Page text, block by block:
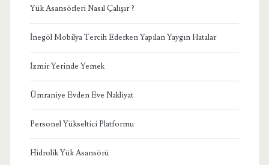
Yük Asansörleri Nasıl Çalışır ?
İnegöl Mobilya Tercih Ederken Yapılan Yaygın Hatalar
İzmir Yerinde Yemek
Ümraniye Evden Eve Nakliyat
Personel Yükseltici Platformu
Hidrolik Yük Asansörü